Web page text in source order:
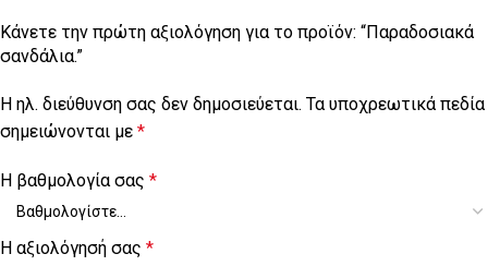
Κάνετε την πρώτη αξιολόγηση για το προϊόν: “Παραδοσιακά
σανδάλια.”
Η ηλ. διεύθυνση σας δεν δημοσιεύεται. Τα υποχρεωτικά πεδία
σημειώνονται με *
Η βαθμολογία σας *
Η αξιολόγησή σας *